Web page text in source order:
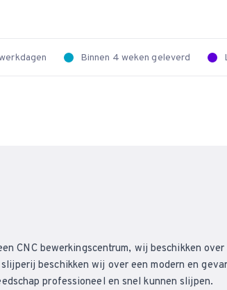
Binnen 4 weken geleverd
CNC bewerkingscentrum, wij beschikken
beschikken wij over een modern en
professioneel en snel kunnen slijpen.